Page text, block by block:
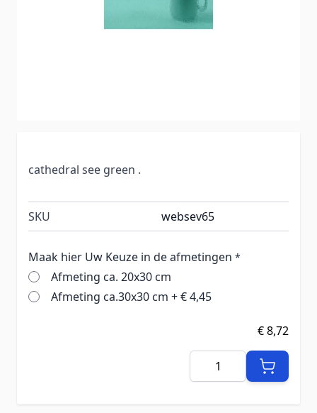
cathedral see green .
SKU websev65
Maak hier Uw Keuze in de afmetingen *
Afmeting ca. 20x30 cm
Afmeting ca.30x30 cm +€ 4,45
€ 8,72
Aantal